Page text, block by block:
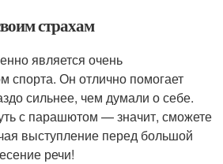
страхам
является очень
спорта. Он отлично помогает
сильнее, чем думали о себе.
с парашютом — значит, сможете
выступление перед большой
речи!